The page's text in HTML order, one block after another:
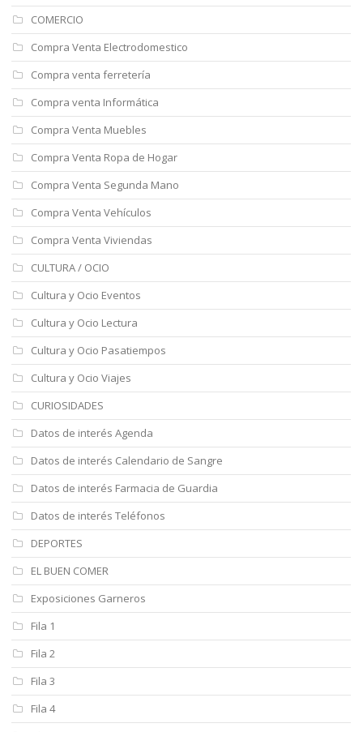
COMERCIO
Compra Venta Electrodomestico
Compra venta ferretería
Compra venta Informática
Compra Venta Muebles
Compra Venta Ropa de Hogar
Compra Venta Segunda Mano
Compra Venta Vehículos
Compra Venta Viviendas
CULTURA / OCIO
Cultura y Ocio Eventos
Cultura y Ocio Lectura
Cultura y Ocio Pasatiempos
Cultura y Ocio Viajes
CURIOSIDADES
Datos de interés Agenda
Datos de interés Calendario de Sangre
Datos de interés Farmacia de Guardia
Datos de interés Teléfonos
DEPORTES
EL BUEN COMER
Exposiciones Garneros
Fila 1
Fila 2
Fila 3
Fila 4